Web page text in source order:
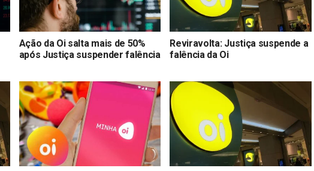
Ação da Oi salta mais de 50%
após Justiça suspender falência
Reviravolta: Justiça suspende a
falência da Oi